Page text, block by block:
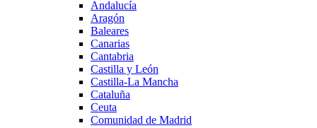
Andalucía
Aragón
Baleares
Canarias
Cantabria
Castilla y León
Castilla-La Mancha
Cataluña
Ceuta
Comunidad de Madrid